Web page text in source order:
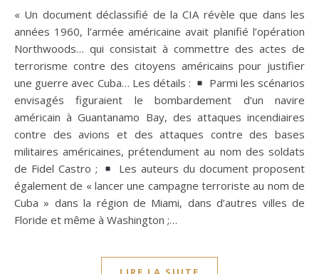
« Un document déclassifié de la CIA révèle que dans les
années 1960, l’armée américaine avait planifié l’opération
Northwoods… qui consistait à commettre des actes de
terrorisme contre des citoyens américains pour justifier
une guerre avec Cuba… Les détails :
Parmi les scénarios
envisagés figuraient le bombardement d’un navire
américain à Guantanamo Bay, des attaques incendiaires
contre des avions et des attaques contre des bases
militaires américaines, prétendument au nom des soldats
de Fidel Castro ;
Les auteurs du document proposent
également de « lancer une campagne terroriste au nom de
Cuba » dans la région de Miami, dans d’autres villes de
Floride et même à Washington ;…